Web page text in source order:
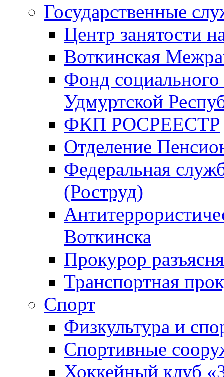
Государственные
Центр занятости
Воткинская
Фонд
Удмуртской
ФКП РОСРЕЕСТР
Отделение
Федеральная
(Роструд)
Воткинска
Прокурор
Транспортная
Спорт
Физкультура и
Спортивные
Хоккейный клуб